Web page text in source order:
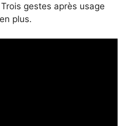
gestes après usage
plus.